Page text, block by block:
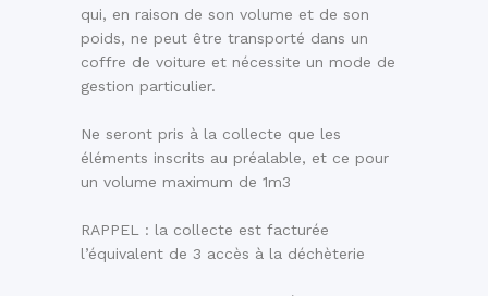
qui, en raison de son volume et de son
poids, ne peut être transporté dans un
coffre de voiture et nécessite un mode de
gestion particulier.
Ne seront pris à la collecte que les
éléments inscrits au préalable, et ce pour
un volume maximum de 1m3
RAPPEL : la collecte est facturée
l’équivalent de 3 accès à la déchèterie